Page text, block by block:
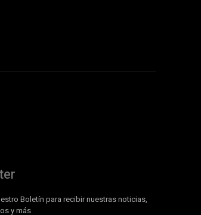
Boletín para recibir nuestras noticias,
y más